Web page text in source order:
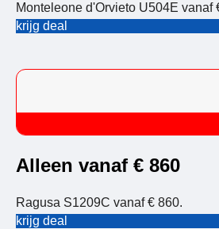
Monteleone d'Orvieto U504E vanaf
krijg deal
Alleen vanaf € 860
Ragusa S1209C vanaf € 860.
krijg deal